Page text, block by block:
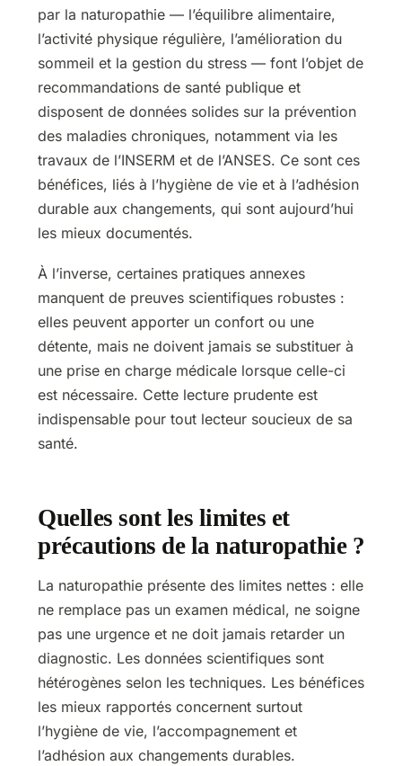
par la naturopathie — l’équilibre alimentaire,
l’activité physique régulière, l’amélioration du
sommeil et la gestion du stress — font l’objet de
recommandations de santé publique et
disposent de données solides sur la prévention
des maladies chroniques, notamment via les
travaux de l’INSERM et de l’ANSES. Ce sont ces
bénéfices, liés à l’hygiène de vie et à l’adhésion
durable aux changements, qui sont aujourd’hui
les mieux documentés.
À l’inverse, certaines pratiques annexes
manquent de preuves scientifiques robustes :
elles peuvent apporter un confort ou une
détente, mais ne doivent jamais se substituer à
une prise en charge médicale lorsque celle-ci
est nécessaire. Cette lecture prudente est
indispensable pour tout lecteur soucieux de sa
santé.
Quelles sont les limites et
précautions de la naturopathie ?
La naturopathie présente des limites nettes : elle
ne remplace pas un examen médical, ne soigne
pas une urgence et ne doit jamais retarder un
diagnostic. Les données scientifiques sont
hétérogènes selon les techniques. Les bénéfices
les mieux rapportés concernent surtout
l’hygiène de vie, l’accompagnement et
l’adhésion aux changements durables.